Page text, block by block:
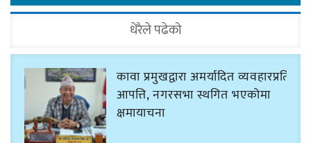
धेरैले पढेको
कावा प्रमुखद्वारा अमर्यादित व्यवहारप्रति
आपत्ति, नगरसभा स्थगित भएकोमा
क्षमायाचना